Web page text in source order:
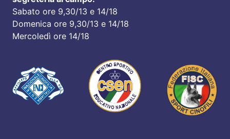
Sabato ore 9,30/13 e 14/18
Domenica ore 9,30/13 e 14/18
Mercoledì ore 14/18